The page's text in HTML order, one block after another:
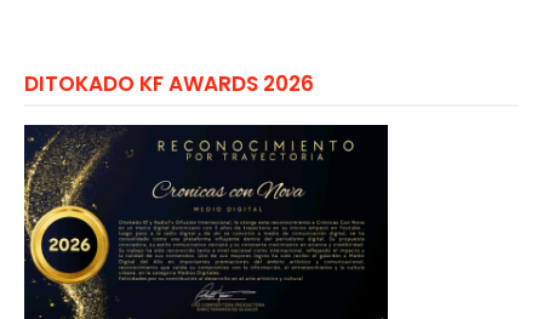
DITOKADO KF AWARDS 2026